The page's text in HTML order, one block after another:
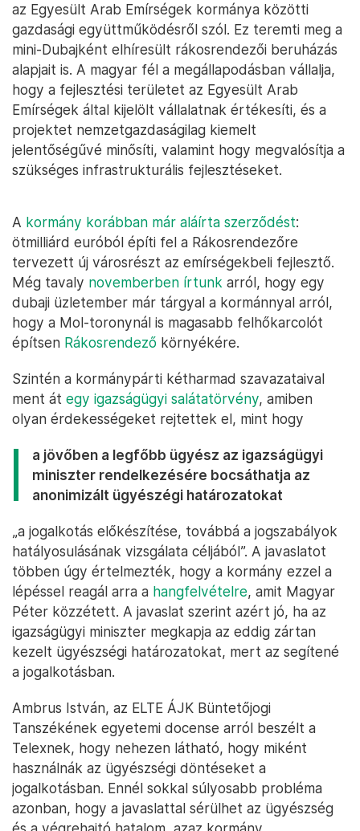
az Egyesült Arab Emírségek kormánya közötti
gazdasági együttműködésről szól. Ez teremti meg a
mini-Dubajként elhíresült rákosrendezői beruházás
alapjait is. A magyar fél a megállapodásban vállalja,
hogy a fejlesztési területet az Egyesült Arab
Emírségek által kijelölt vállalatnak értékesíti, és a
projektet nemzetgazdaságilag kiemelt
jelentőségűvé minősíti, valamint hogy megvalósítja a
szükséges infrastrukturális fejlesztéseket.
A kormány korábban már aláírta szerződést:
ötmilliárd euróból építi fel a Rákosrendezőre
tervezett új városrészt az emírségekbeli fejlesztő.
Még tavaly novemberben írtunk arról, hogy egy
dubaji üzletember már tárgyal a kormánnyal arról,
hogy a Mol-toronynál is magasabb felhőkarcolót
építsen Rákosrendező környékére.
Szintén a kormánypárti kétharmad szavazataival
ment át egy igazságügyi salátatörvény, amiben
olyan érdekességeket rejtettek el, mint hogy
a jövőben a legfőbb ügyész az igazságügyi
miniszter rendelkezésére bocsáthatja az
anonimizált ügyészégi határozatokat
„a jogalkotás előkészítése, továbbá a jogszabályok
hatályosulásának vizsgálata céljából”. A javaslatot
többen úgy értelmezték, hogy a kormány ezzel a
lépéssel reagál arra a hangfelvételre, amit Magyar
Péter közzétett. A javaslat szerint azért jó, ha az
igazságügyi miniszter megkapja az eddig zártan
kezelt ügyészségi határozatokat, mert az segítené
a jogalkotásban.
Ambrus István, az ELTE ÁJK Büntetőjogi
Tanszékének egyetemi docense arról beszélt a
Telexnek, hogy nehezen látható, hogy miként
használnák az ügyészségi döntéseket a
jogalkotásban. Ennél sokkal súlyosabb probléma
azonban, hogy a javaslattal sérülhet az ügyészség